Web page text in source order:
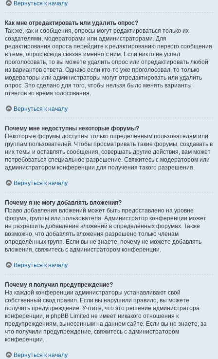
Вернуться к началу
Как мне отредактировать или удалить опрос?
Так же, как и сообщения, опросы могут редактироваться только их
создателями, модераторами или администраторами. Для
редактирования опроса перейдите к редактированию первого сообщения
в теме; опрос всегда связан именно с ним. Если никто не успел
проголосовать, то вы можете удалить опрос или отредактировать любой
из вариантов ответа. Однако если кто-то уже проголосовал, то только
модераторы или администраторы могут отредактировать или удалить
опрос. Это сделано для того, чтобы нельзя было менять варианты
ответов во время голосования.
Вернуться к началу
Почему мне недоступны некоторые форумы?
Некоторые форумы доступны только определённым пользователям или
группам пользователей. Чтобы просматривать такие форумы, создавать в
них темы и оставлять сообщения, совершать другие действия, вам может
потребоваться специальное разрешение. Свяжитесь с модератором или
администратором конференции для получения такого разрешения.
Вернуться к началу
Почему я не могу добавлять вложения?
Право добавления вложений может быть предоставлено на уровне
форума, группы или пользователя. Администратор конференции может
не разрешить добавление вложений в определённых форумах. Также
возможно, что добавлять вложения разрешено только членам
определённых групп. Если вы не знаете, почему не можете добавлять
вложения, свяжитесь с администратором конференции.
Вернуться к началу
Почему я получил предупреждение?
На каждой конференции администраторы устанавливают свой
собственный свод правил. Если вы нарушили правило, вы можете
получить предупреждение. Учтите, что это решение администратора
конференции, и phpBB Limited не имеет никакого отношения к
предупреждениям, вынесенным на данном сайте. Если вы не знаете, за
что получили предупреждение, свяжитесь с администратором
конференции.
Вернуться к началу